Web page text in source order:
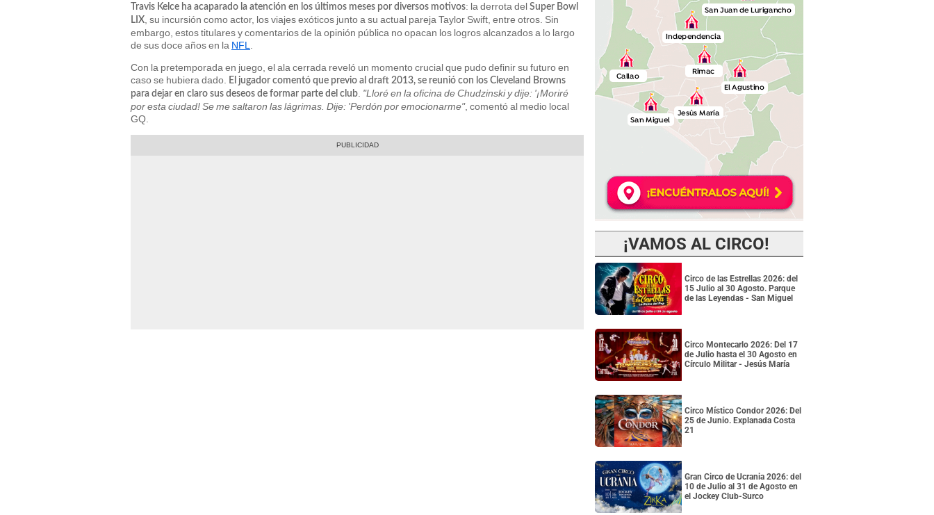
Travis Kelce ha acaparado la atención en los últimos meses por diversos motivos: la derrota del Super Bowl
LIX, su incursión como actor, los viajes exóticos junto a su actual pareja Taylor Swift, entre otros. Sin
embargo, estos titulares y comentarios de la opinión pública no opacan los logros alcanzados a lo largo
de sus doce años en la NFL.
Con la pretemporada en juego, el ala cerrada reveló un momento crucial que pudo definir su futuro en
caso se hubiera dado. El jugador comentó que previo al draft 2013, se reunió con los Cleveland Browns
para dejar en claro sus deseos de formar parte del club. "Lloré en la oficina de Chudzinski y dije: '¡Moriré
por esta ciudad! Se me saltaron las lágrimas. Dije: 'Perdón por emocionarme", comentó al medio local
GQ.
¡VAMOS AL CIRCO!
Circo de las Estrellas 2026: del
15 Julio al 30 Agosto. Parque
de las Leyendas - San Miguel
Circo Montecarlo 2026: Del 17
de Julio hasta el 30 Agosto en
Círculo Militar - Jesús María
Circo Místico Condor 2026: Del
25 de Junio. Explanada Costa
21
Gran Circo de Ucrania 2026: del
10 de Julio al 31 de Agosto en
el Jockey Club-Surco